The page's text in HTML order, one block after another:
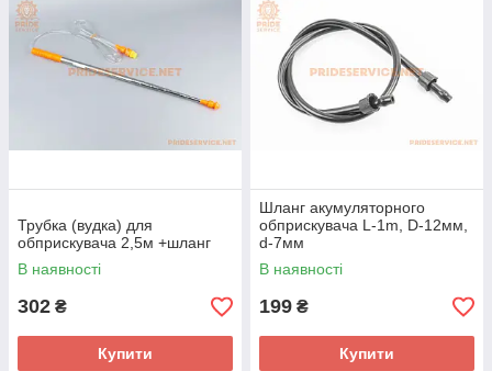
Трубка (вудка) для
обприскувача 2,5м +шланг
В наявності
302 ₴
Купити
Шланг акумуляторного
обприскувача L-1m, D-12мм,
d-7мм
В наявності
199 ₴
Купити